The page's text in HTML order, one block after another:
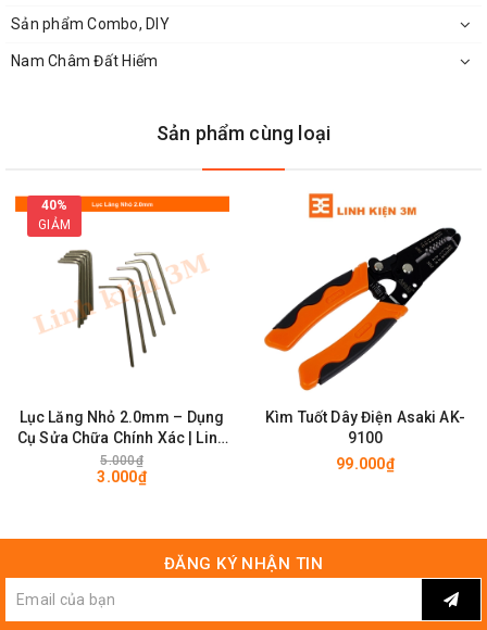
Đầu Dụng Cụ Nhấn Dây Cáp Mạng Asaki-9150
Sản phẩm Combo, DIY
Nam Châm Đất Hiếm
Sản phẩm cùng loại
40%
GIẢM
Lục Lăng Nhỏ 2.0mm – Dụng
Cụ Sửa Chữa Chính Xác | Linh
kiện 3M
5.000₫
3.000₫
Kìm Tuốt Dây Điện Asaki AK-
9100
99.000₫
ĐĂNG KÝ NHẬN TIN